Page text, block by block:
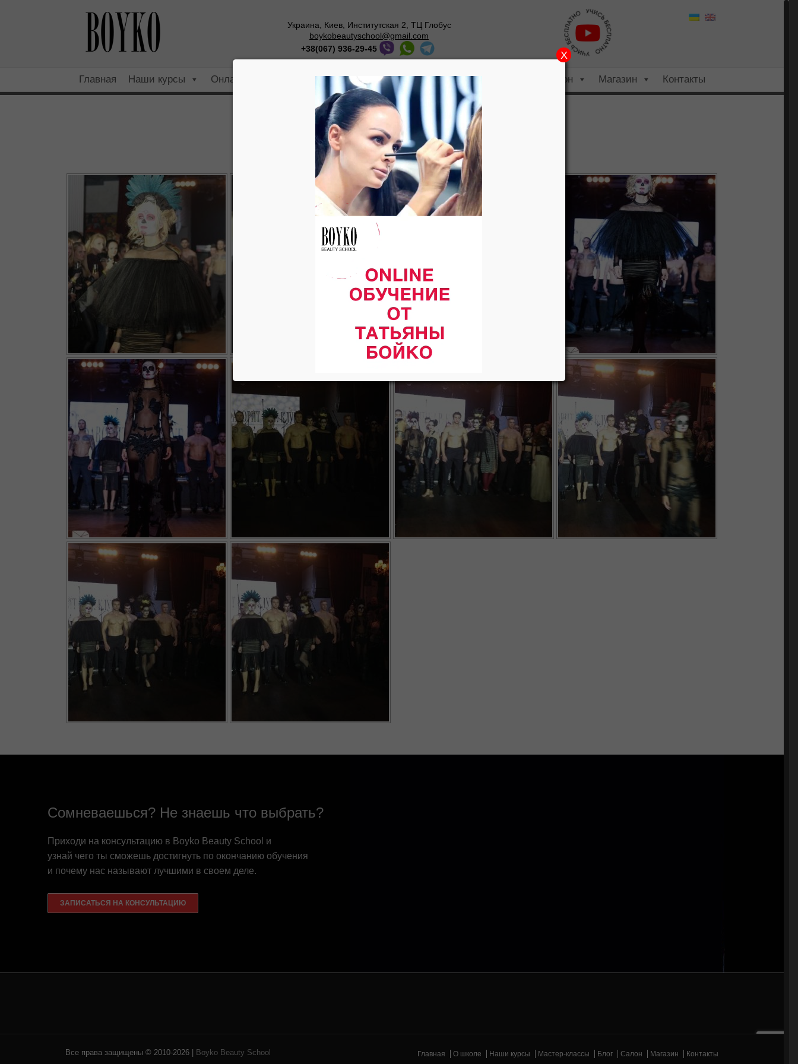
Украина, Киев, Институтская 2, ТЦ Глобус
boykobeautyschool@gmail.com
+38(067) 936-29-45
Главная Наши курсы Онлайн Мастер-классы О школе Галерея Салон Магазин Контакты
20-летие фитнесс клуба «Фаворит»
Сомневаешься? Не знаешь что выбрать?
Приходи на консультацию в Boyko Beauty School и
узнай чего ты сможешь достигнуть по окончанию обучения
и почему нас называют лучшими в своем деле.
ЗАПИСАТЬСЯ НА КОНСУЛЬТАЦИЮ
Все права защищены © 2010-2026 | Boyko Beauty School Главная О школе Наши курсы Мастер-классы Блог Салон Магазин Контакты
X